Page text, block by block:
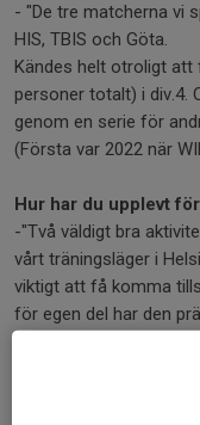
- "De tre matcherna vi
HIS, TBIS och Göta.
Kändes helt otroligt att
personer totalt) i div.4.
genom en serie för
(Första var 2022 när
Hur har du upplevt
-"Två väldigt bra
vårt träningsläger i
viktigt att få komma
för egen del har den
Vad anser du blir